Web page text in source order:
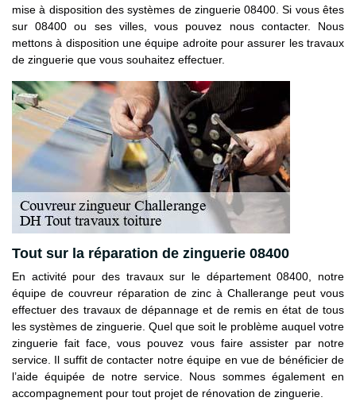
mise à disposition des systèmes de zinguerie 08400. Si vous êtes
sur 08400 ou ses villes, vous pouvez nous contacter. Nous
mettons à disposition une équipe adroite pour assurer les travaux
de zinguerie que vous souhaitez effectuer.
Tout sur la réparation de zinguerie 08400
En activité pour des travaux sur le département 08400, notre
équipe de couvreur réparation de zinc à Challerange peut vous
effectuer des travaux de dépannage et de remis en état de tous
les systèmes de zinguerie. Quel que soit le problème auquel votre
zinguerie fait face, vous pouvez vous faire assister par notre
service. Il suffit de contacter notre équipe en vue de bénéficier de
l’aide équipée de notre service. Nous sommes également en
accompagnement pour tout projet de rénovation de zinguerie.